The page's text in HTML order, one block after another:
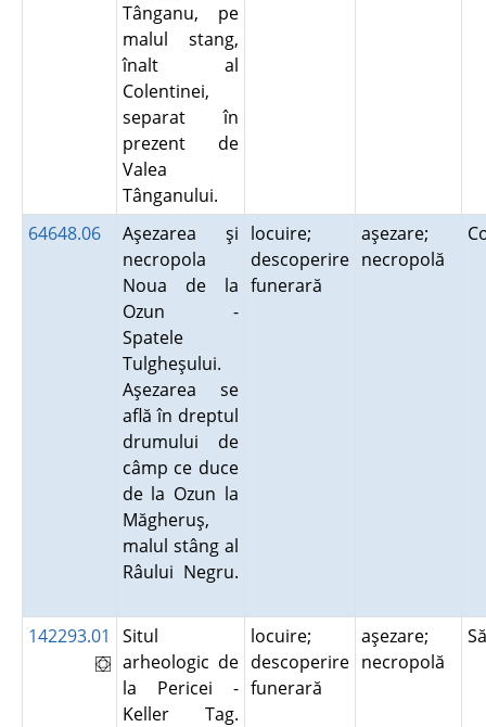
Tânganu, pe
malul stang,
înalt al
Colentinei,
separat în
prezent de
Valea
Tânganului.
64648.06
Aşezarea şi
necropola
Noua de la
Ozun -
Spatele
Tulgheşului.
Aşezarea se
află în dreptul
drumului de
câmp ce duce
de la Ozun la
Măgheruş,
malul stâng al
Râului Negru.
locuire;
descoperire
funerară
aşezare;
necropolă
142293.01
Situl
arheologic de
la Pericei -
Keller Tag.
locuire;
descoperire
funerară
aşezare;
necropolă